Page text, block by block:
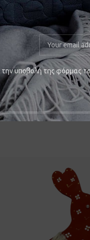
την υποβολή της φόρμας
καδράκι πόρτας